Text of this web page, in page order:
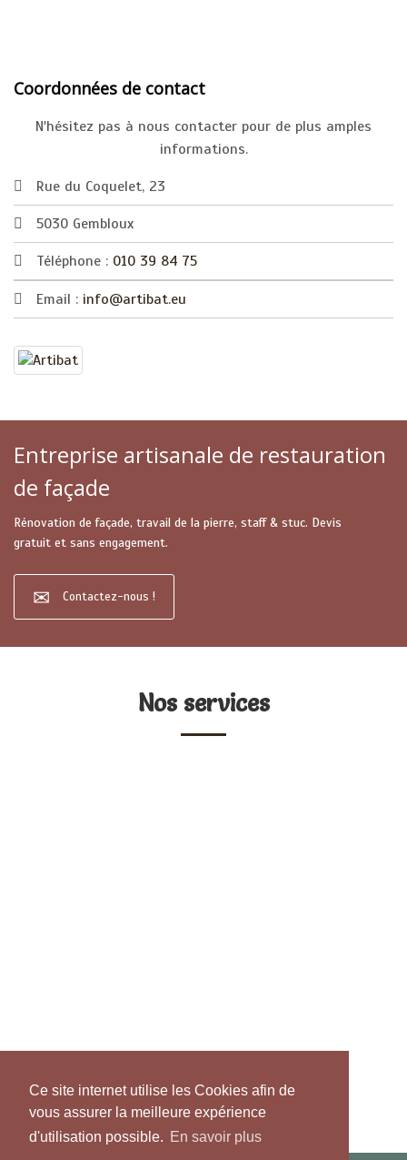
Ce site internet utilise les Cookies afin de
vous assurer la meilleure expérience
d'utilisation possible. En savoir plus
Coordonnées de contact
N'hésitez pas à nous contacter pour de plus amples
informations.
Rue du Coquelet, 23
5030 Gembloux
Téléphone : 010 39 84 75
Email : info@artibat.eu
Entreprise artisanale de restauration
de façade
Rénovation de façade, travail de la pierre, staff & stuc. Devis
gratuit et sans engagement.
Contactez-nous !
Nos services